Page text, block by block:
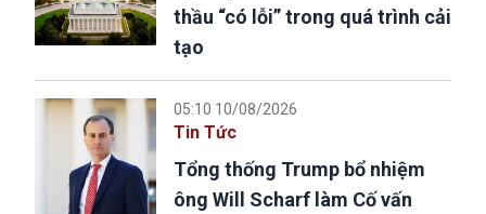
thầu “có lỗi” trong quá trình cải
tạo
05:10 10/08/2026
Tin Tức
Tổng thống Trump bổ nhiệm
ông Will Scharf làm Cố vấn